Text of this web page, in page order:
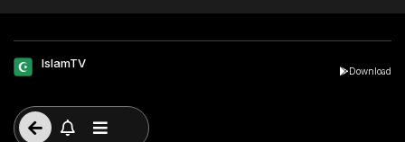
IslamTV
Download